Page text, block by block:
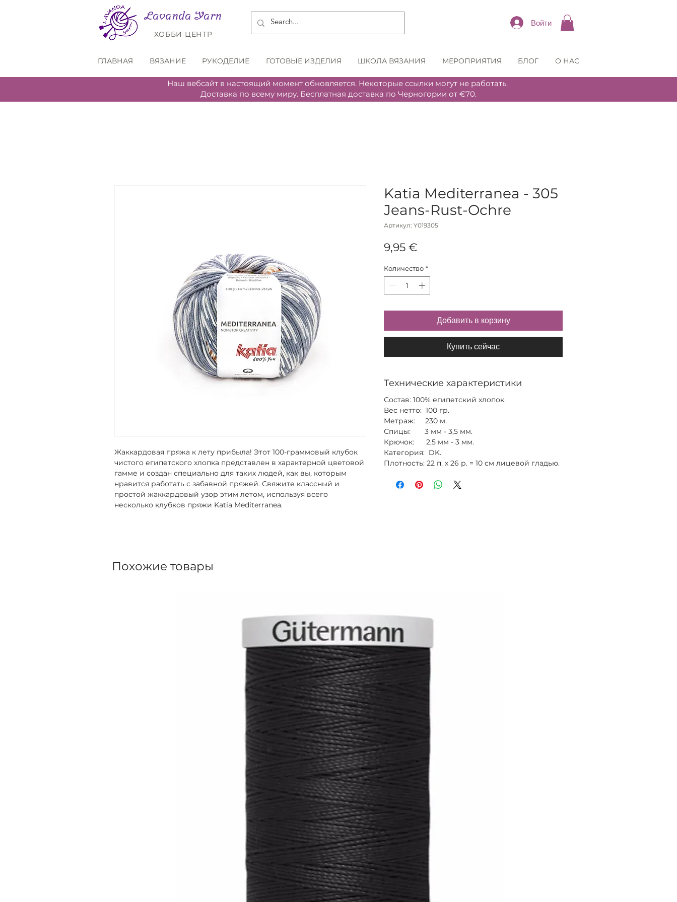
Lavanda Yarn
ХОББИ ЦЕНТР
Войти
ГЛАВНАЯ ВЯЗАНИЕ РУКОДЕЛИЕ ГОТОВЫЕ ИЗДЕЛИЯ ШКОЛА ВЯЗАНИЯ МЕРОПРИЯТИЯ БЛОГ О НАС
Наш вебсайт в настоящий момент обновляется. Некоторые ссылки могут не работать.
Доставка по всему миру. Бесплатная доставка по Черногории от €70.
Жаккардовая пряжа к лету прибыла! Этот 100-граммовый клубок
чистого египетского хлопка представлен в характерной цветовой
гамме и создан специально для таких людей, как вы, которым
нравится работать с забавной пряжей. Свяжите классный и
простой жаккардовый узор этим летом, используя всего
несколько клубков пряжи Katia Mediterranea.
Katia Mediterranea - 305
Jeans-Rust-Ochre
Артикул: Y019305
9,95 €
Количество *
Добавить в корзину
Купить сейчас
Технические характеристики
Состав: 100% египетский хлопок.
Вес нетто: 100 гр.
Метраж: 230 м.
Спицы: 3 мм - 3,5 мм.
Крючок: 2,5 мм - 3 мм.
Категория: DK.
Плотность: 22 п. х 26 р. = 10 см лицевой гладью.
Похожие товары